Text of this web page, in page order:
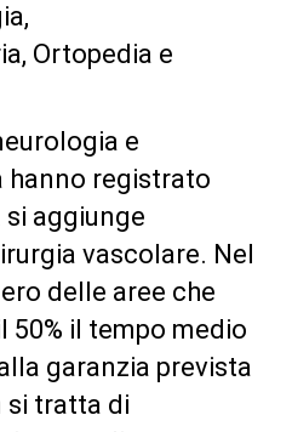
Ortopedia e
e
registrato
aggiunge
vascolare. Nel
delle aree che
50% il tempo medio
garanzia prevista
si tratta di